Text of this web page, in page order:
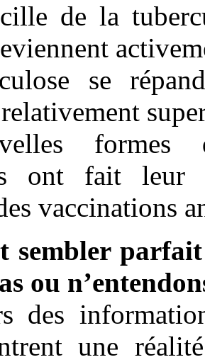
de la
se
formes
ont fait leur
vaccinations
sembler
ou
des
une